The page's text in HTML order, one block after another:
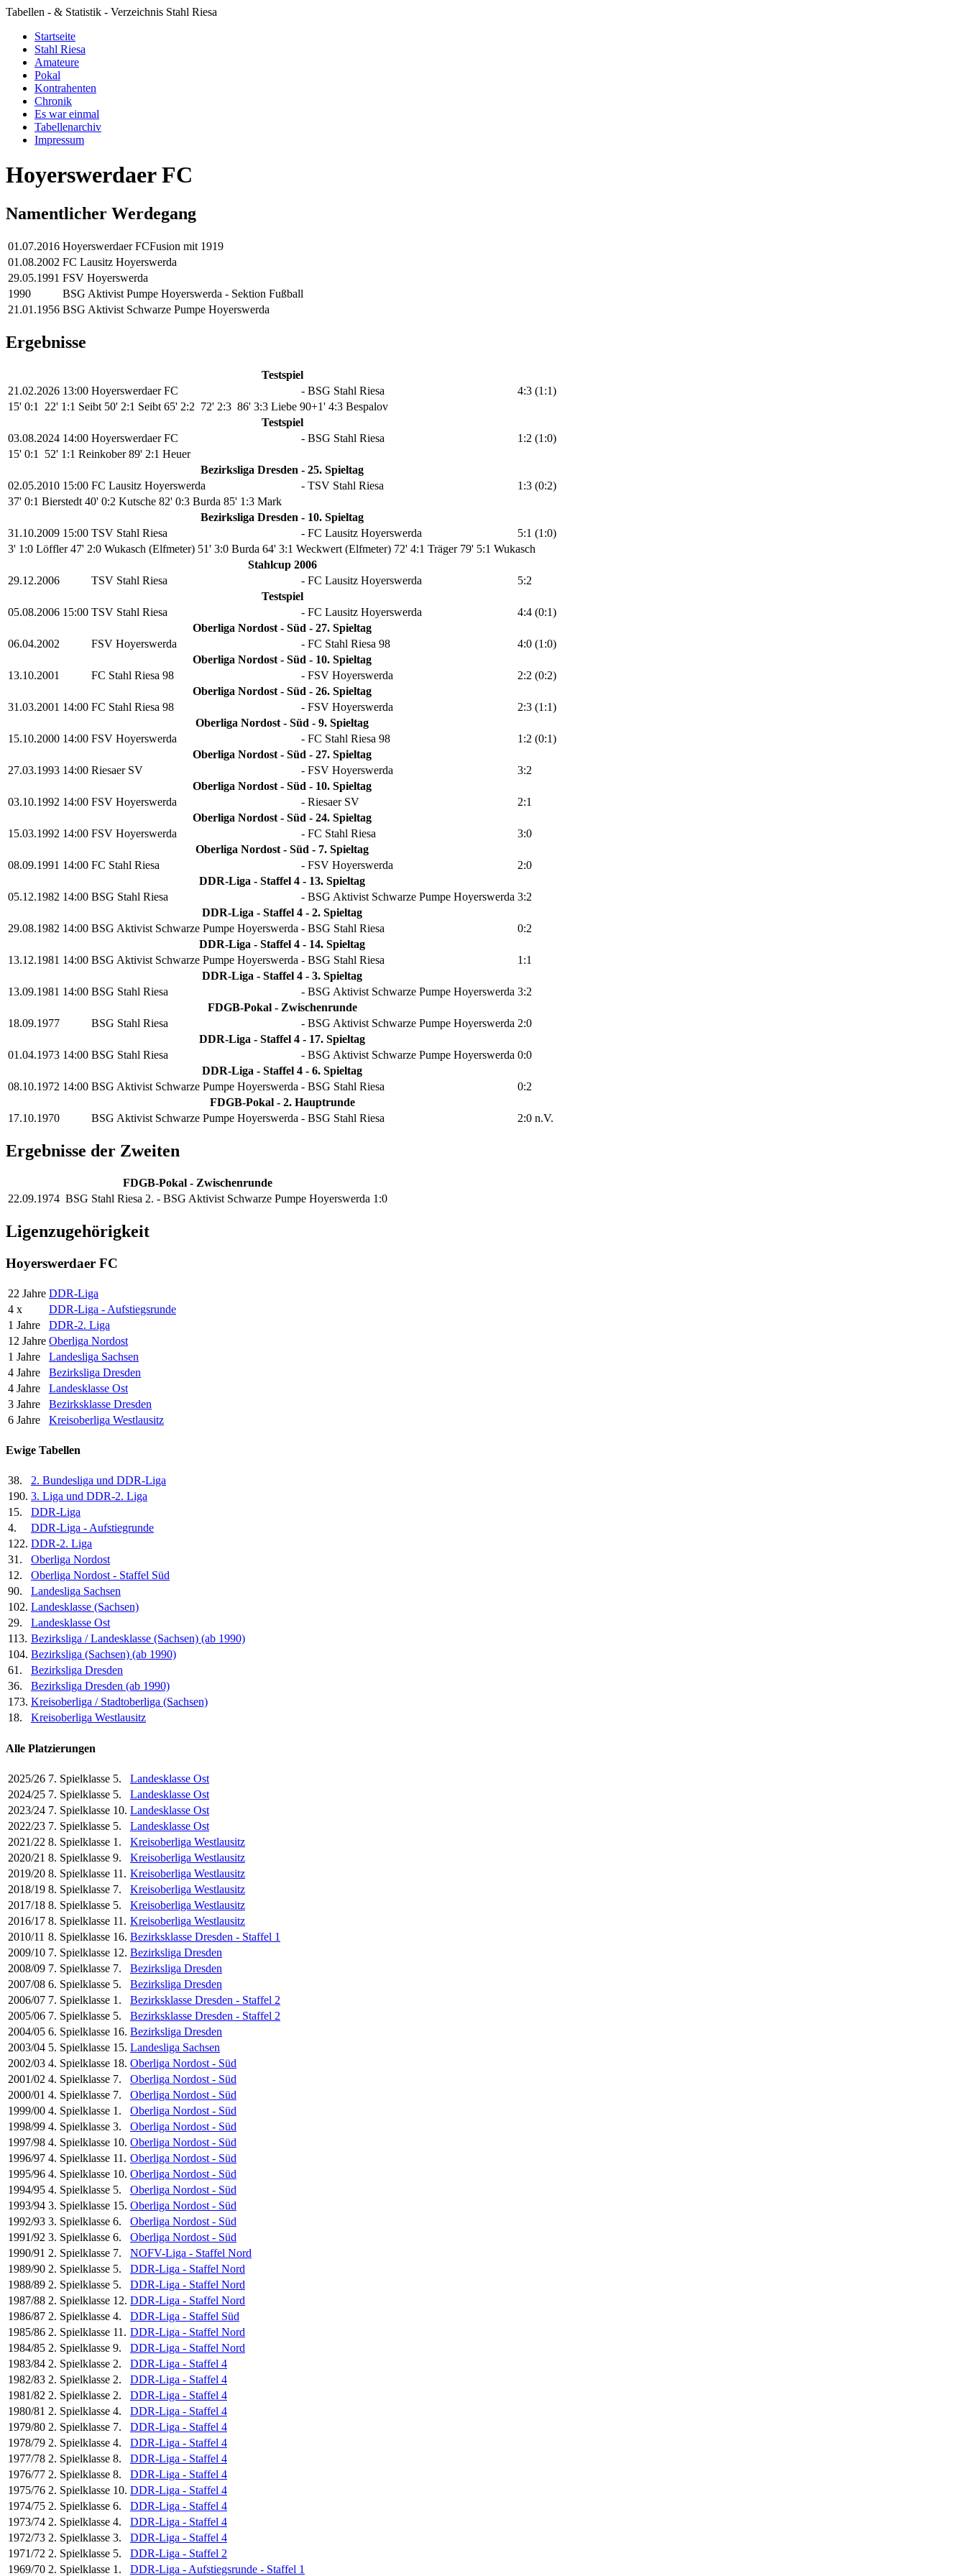
Tabellen - & Statistik - Verzeichnis Stahl Riesa
Startseite
Stahl Riesa
Amateure
Pokal
Kontrahenten
Chronik
Es war einmal
Tabellenarchiv
Impressum
Hoyerswerdaer FC
Namentlicher Werdegang
01.07.2016 Hoyerswerdaer FCFusion mit 1919
01.08.2002 FC Lausitz Hoyerswerda
29.05.1991 FSV Hoyerswerda
1990
BSG Aktivist Pumpe Hoyerswerda - Sektion Fußball
21.01.1956 BSG Aktivist Schwarze Pumpe Hoyerswerda
Ergebnisse
Testspiel
21.02.2026 13:00 Hoyerswerdaer FC - BSG Stahl Riesa
4:3 (1:1)
15' 0:1 22' 1:1 Seibt 50' 2:1 Seibt 65' 2:2 72' 2:3 86' 3:3 Liebe 90+1' 4:3 Bespalov
Testspiel
03.08.2024 14:00 Hoyerswerdaer FC - BSG Stahl Riesa
1:2 (1:0)
15' 0:1 52' 1:1 Reinkober89' 2:1 Heuer
Bezirksliga Dresden - 25. Spieltag
02.05.2010 15:00 FC Lausitz Hoyerswerda - TSV Stahl Riesa
1:3 (0:2)
37' 0:1 Bierstedt 40' 0:2 Kutsche 82' 0:3 Burda 85' 1:3 Mark
Bezirksliga Dresden - 10. Spieltag
31.10.2009 15:00 TSV Stahl Riesa - FC Lausitz Hoyerswerda
5:1 (1:0)
3' 1:0 Löffler47' 2:0 Wukasch (Elfmeter) 51' 3:0 Burda 64' 3:1 Weckwert (Elfmeter) 72' 4:1 Träger 79' 5:1 Wukasch
Stahlcup 2006
29.12.2006
TSV Stahl Riesa - FC Lausitz Hoyerswerda
5:2
Testspiel
05.08.2006 15:00 TSV Stahl Riesa - FC Lausitz Hoyerswerda
4:4 (0:1)
Oberliga Nordost - Süd - 27. Spieltag
06.04.2002
FSV Hoyerswerda - FC Stahl Riesa 98
4:0 (1:0)
Oberliga Nordost - Süd - 10. Spieltag
13.10.2001
FC Stahl Riesa 98 - FSV Hoyerswerda
2:2 (0:2)
Oberliga Nordost - Süd - 26. Spieltag
31.03.2001 14:00 FC Stahl Riesa 98 - FSV Hoyerswerda
2:3 (1:1)
Oberliga Nordost - Süd - 9. Spieltag
15.10.2000 14:00 FSV Hoyerswerda - FC Stahl Riesa 98
1:2 (0:1)
Oberliga Nordost - Süd - 27. Spieltag
27.03.1993 14:00 Riesaer SV - FSV Hoyerswerda
3:2
Oberliga Nordost - Süd - 10. Spieltag
03.10.1992 14:00 FSV Hoyerswerda - Riesaer SV
2:1
Oberliga Nordost - Süd - 24. Spieltag
15.03.1992 14:00 FSV Hoyerswerda - FC Stahl Riesa
3:0
Oberliga Nordost - Süd - 7. Spieltag
08.09.1991 14:00 FC Stahl Riesa - FSV Hoyerswerda
2:0
DDR-Liga - Staffel 4 - 13. Spieltag
05.12.1982 14:00 BSG Stahl Riesa - BSG Aktivist Schwarze Pumpe Hoyerswerda 3:2
DDR-Liga - Staffel 4 - 2. Spieltag
29.08.1982 14:00 BSG Aktivist Schwarze Pumpe Hoyerswerda - BSG Stahl Riesa
0:2
DDR-Liga - Staffel 4 - 14. Spieltag
13.12.1981 14:00 BSG Aktivist Schwarze Pumpe Hoyerswerda - BSG Stahl Riesa
1:1
DDR-Liga - Staffel 4 - 3. Spieltag
13.09.1981 14:00 BSG Stahl Riesa - BSG Aktivist Schwarze Pumpe Hoyerswerda 3:2
FDGB-Pokal - Zwischenrunde
18.09.1977
BSG Stahl Riesa - BSG Aktivist Schwarze Pumpe Hoyerswerda 2:0
DDR-Liga - Staffel 4 - 17. Spieltag
01.04.1973 14:00 BSG Stahl Riesa - BSG Aktivist Schwarze Pumpe Hoyerswerda 0:0
DDR-Liga - Staffel 4 - 6. Spieltag
08.10.1972 14:00 BSG Aktivist Schwarze Pumpe Hoyerswerda - BSG Stahl Riesa
0:2
FDGB-Pokal - 2. Hauptrunde
17.10.1970
BSG Aktivist Schwarze Pumpe Hoyerswerda - BSG Stahl Riesa 2:0 n.V.
Ergebnisse der Zweiten
FDGB-Pokal - Zwischenrunde
22.09.1974 BSG Stahl Riesa 2. - BSG Aktivist Schwarze Pumpe Hoyerswerda 1:0
Ligenzugehörigkeit
Hoyerswerdaer FC
22 Jahre DDR-Liga
4 x
DDR-Liga - Aufstiegsrunde
1 Jahre
DDR-2. Liga
12 Jahre Oberliga Nordost
1 Jahre
Landesliga Sachsen
4 Jahre
Bezirksliga Dresden
4 Jahre
Landesklasse Ost
3 Jahre
Bezirksklasse Dresden
6 Jahre
Kreisoberliga Westlausitz
Ewige Tabellen
38.
2. Bundesliga und DDR-Liga
190. 3. Liga und DDR-2. Liga
15.
DDR-Liga
4.
DDR-Liga - Aufstiegrunde
122. DDR-2. Liga
31.
Oberliga Nordost
12.
Oberliga Nordost - Staffel Süd
90.
Landesliga Sachsen
102. Landesklasse (Sachsen)
29.
Landesklasse Ost
113. Bezirksliga / Landesklasse (Sachsen) (ab 1990)
104. Bezirksliga (Sachsen) (ab 1990)
61.
Bezirksliga Dresden
36.
Bezirksliga Dresden (ab 1990)
173. Kreisoberliga / Stadtoberliga (Sachsen)
18.
Kreisoberliga Westlausitz
Alle Platzierungen
2025/26 7. Spielklasse 5.
Landesklasse Ost
2024/25 7. Spielklasse 5.
Landesklasse Ost
2023/24 7. Spielklasse 10. Landesklasse Ost
2022/23 7. Spielklasse 5.
Landesklasse Ost
2021/22 8. Spielklasse 1.
Kreisoberliga Westlausitz
2020/21 8. Spielklasse 9.
Kreisoberliga Westlausitz
2019/20 8. Spielklasse 11. Kreisoberliga Westlausitz
2018/19 8. Spielklasse 7.
Kreisoberliga Westlausitz
2017/18 8. Spielklasse 5.
Kreisoberliga Westlausitz
2016/17 8. Spielklasse 11. Kreisoberliga Westlausitz
2010/11 8. Spielklasse 16. Bezirksklasse Dresden - Staffel 1
2009/10 7. Spielklasse 12. Bezirksliga Dresden
2008/09 7. Spielklasse 7.
Bezirksliga Dresden
2007/08 6. Spielklasse 5.
Bezirksliga Dresden
2006/07 7. Spielklasse 1.
Bezirksklasse Dresden - Staffel 2
2005/06 7. Spielklasse 5.
Bezirksklasse Dresden - Staffel 2
2004/05 6. Spielklasse 16. Bezirksliga Dresden
2003/04 5. Spielklasse 15. Landesliga Sachsen
2002/03 4. Spielklasse 18. Oberliga Nordost - Süd
2001/02 4. Spielklasse 7.
Oberliga Nordost - Süd
2000/01 4. Spielklasse 7.
Oberliga Nordost - Süd
1999/00 4. Spielklasse 1.
Oberliga Nordost - Süd
1998/99 4. Spielklasse 3.
Oberliga Nordost - Süd
1997/98 4. Spielklasse 10. Oberliga Nordost - Süd
1996/97 4. Spielklasse 11. Oberliga Nordost - Süd
1995/96 4. Spielklasse 10. Oberliga Nordost - Süd
1994/95 4. Spielklasse 5.
Oberliga Nordost - Süd
1993/94 3. Spielklasse 15. Oberliga Nordost - Süd
1992/93 3. Spielklasse 6.
Oberliga Nordost - Süd
1991/92 3. Spielklasse 6.
Oberliga Nordost - Süd
1990/91 2. Spielklasse 7.
NOFV-Liga - Staffel Nord
1989/90 2. Spielklasse 5.
DDR-Liga - Staffel Nord
1988/89 2. Spielklasse 5.
DDR-Liga - Staffel Nord
1987/88 2. Spielklasse 12. DDR-Liga - Staffel Nord
1986/87 2. Spielklasse 4.
DDR-Liga - Staffel Süd
1985/86 2. Spielklasse 11. DDR-Liga - Staffel Nord
1984/85 2. Spielklasse 9.
DDR-Liga - Staffel Nord
1983/84 2. Spielklasse 2.
DDR-Liga - Staffel 4
1982/83 2. Spielklasse 2.
DDR-Liga - Staffel 4
1981/82 2. Spielklasse 2.
DDR-Liga - Staffel 4
1980/81 2. Spielklasse 4.
DDR-Liga - Staffel 4
1979/80 2. Spielklasse 7.
DDR-Liga - Staffel 4
1978/79 2. Spielklasse 4.
DDR-Liga - Staffel 4
1977/78 2. Spielklasse 8.
DDR-Liga - Staffel 4
1976/77 2. Spielklasse 8.
DDR-Liga - Staffel 4
1975/76 2. Spielklasse 10. DDR-Liga - Staffel 4
1974/75 2. Spielklasse 6.
DDR-Liga - Staffel 4
1973/74 2. Spielklasse 4.
DDR-Liga - Staffel 4
1972/73 2. Spielklasse 3.
DDR-Liga - Staffel 4
1971/72 2. Spielklasse 5.
DDR-Liga - Staffel 2
1969/70 2. Spielklasse 1. DDR-Liga - Aufstiegsrunde - Staffel 1